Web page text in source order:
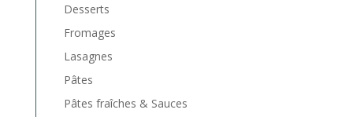
Desserts
Fromages
Lasagnes
Pâtes
Pâtes fraîches & Sauces